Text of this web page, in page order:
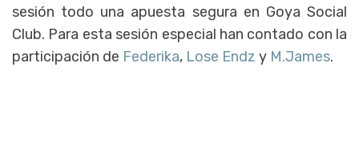
sesión todo una apuesta segura en Goya Social
Club. Para esta sesión especial han contado con la
participación de Federika, Lose Endz y M.James.